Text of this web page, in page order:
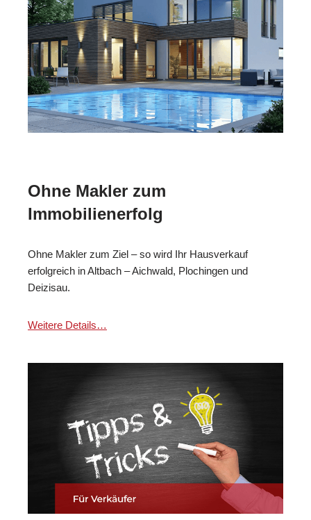
Ohne Makler zum
Immobilienerfolg
Ohne Makler zum Ziel – so wird Ihr Hausverkauf
erfolgreich in Altbach – Aichwald, Plochingen und
Deizisau.
Weitere Details…